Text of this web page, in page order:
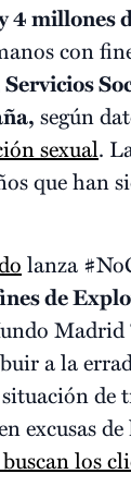
millones
con
según
sexual.
que han
lanza
de
Madrid
a la
de
excusas
los